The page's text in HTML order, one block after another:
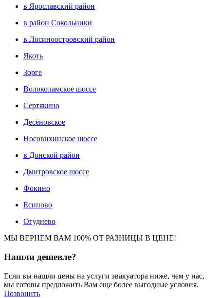
в Ярославский район
в район Сокольники
в Лосиноостровский район
Якоть
Зорге
Волоколамское шоссе
Сертякино
Десёновское
Носовихинское шоссе
в Донской район
Дмитровское шоссе
Фокино
Есипово
Огуднево
МЫ ВЕРНЕМ ВАМ 100% ОТ РАЗНИЦЫ В ЦЕНЕ!
Нашли дешевле?
Если вы нашли цены на услуги эвакуатора ниже, чем у нас,
мы готовы предложить Вам еще более выгодные условия.
Позвонить